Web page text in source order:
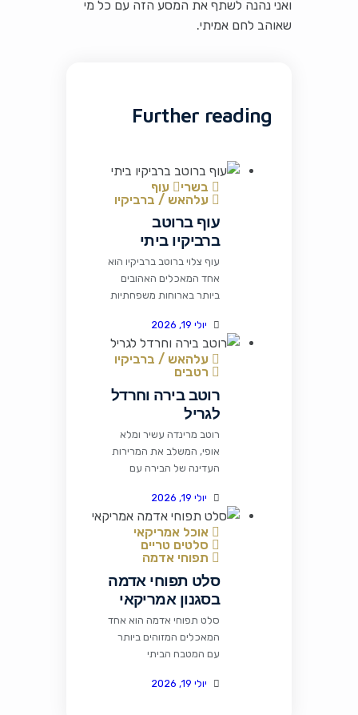
ואני נהנה לשתף את המסע הזה עם כל מי
שאוהב לחם אמיתי.
Further reading
בשרי
עוף
עלהאש / ברביקיו
עוף ברוטב
ברביקיו ביתי
עוף צלוי ברוטב ברביקיו הוא
אחד המאכלים האהובים
ביותר בארוחות משפחתיות
עוף עסיסי לרוטב מתקתק,
מעט חריף ועשיר בתבלינים
יוצר מנה מרשימה שקל
להכין ומענגת כל סועד.
רכיבים לרוטב הברביקיו 1
כף שמן זית או מרגרינה
פרווה 1 בצל בינוני קצוץ דק
2 שיני שום כתושות 1 כפית
אבקת צ'ילי 1/4 […]
יולי 19, 2026
עלהאש / ברביקיו
רטבים
רוטב בירה וחרדל
לגריל
רוטב מרינדה עשיר ומלא
אופי, המשלב את המרירות
העדינה של הבירה עם
חרדל דיז'ון, המתיקות של
הסוכר החום והעומק של
רוטב הווסטרשייר. הרוטב
מתאים במיוחד לסטייקים,
ואפילו ירקות צלויים על
הגריל. רכיבים 1 כוס בצל
קצוץ 3/4 כוס בירה 3/4
כוס רוטב צ'ילי 1/4 כוס
פטרוזיליה קצוצה 3 […]
יולי 19, 2026
אוכל אמריקאי
סלטים טריים
תפוחי אדמה
סלט תפוחי אדמה
בסגנון אמריקאי
סלט תפוחי אדמה הוא אחד
המאכלים המזוהים ביותר
עם המטבח הביתי
תפוחי אדמה רכים, תירס
יולי 19, 2026